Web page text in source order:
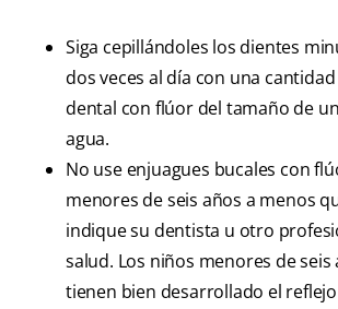
Siga cepillándoles los dientes
dos veces al día con una
dental con flúor del tamaño de
agua.
No use enjuagues bucales con
menores de seis años a menos
indique su dentista u otro
salud. Los niños menores de seis
tienen bien desarrollado el